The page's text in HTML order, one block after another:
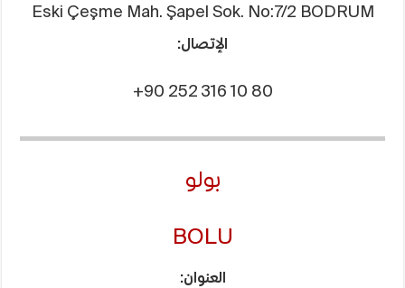
Eski Çeşme Mah. Şapel Sok. No:7/2 BODRUM
الإتصال:
+90 252 316 10 80
بولو
BOLU
العنوان: